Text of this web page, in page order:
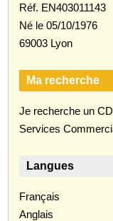
Réf. EN403011143
Né le 05/10/1976
69003 Lyon
Ma recherche
Je recherche un
Services
Langues
Français
Anglais